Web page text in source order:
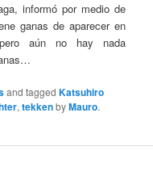
informó por medio de
ganas de aparecer en
aún no hay nada
and taggedKatsuhiro
,tekkenbyMauro.